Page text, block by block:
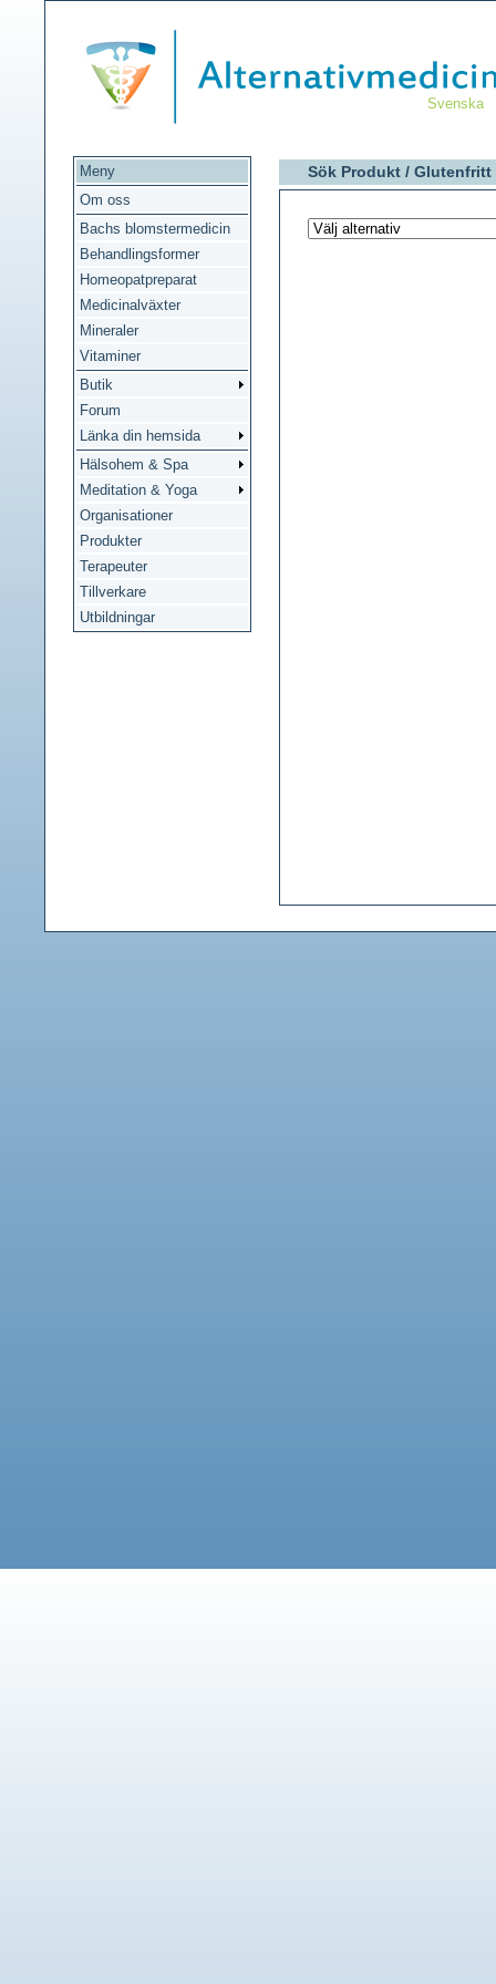
Svenska
Meny
Om oss
Bachs blomstermedicin
Behandlingsformer
Homeopatpreparat
Medicinalväxter
Mineraler
Vitaminer
Butik
Forum
Länka din hemsida
Hälsohem & Spa
Meditation & Yoga
Organisationer
Produkter
Terapeuter
Tillverkare
Utbildningar
Sök Produkt / Glutenfritt